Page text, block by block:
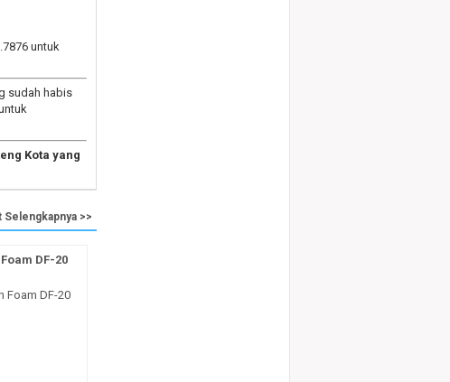
untuk
sudah habis
Kota yang
Selengkapnya >>
DF-20